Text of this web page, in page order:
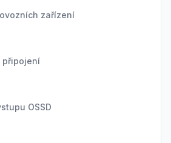
zařízení
připojení
OSSD